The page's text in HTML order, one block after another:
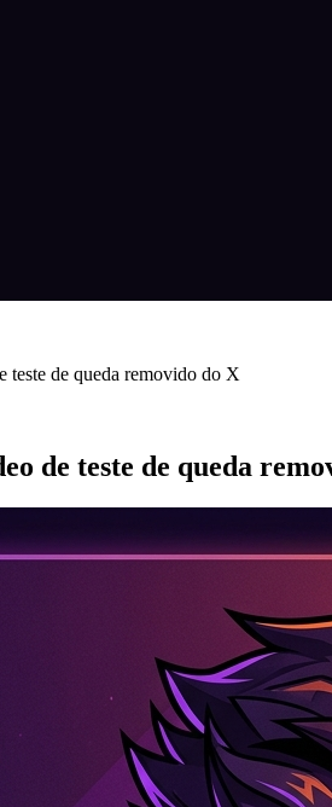
teste de queda removido do X
de teste de queda